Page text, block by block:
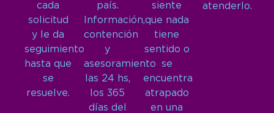
cada
solicitud
y le da
seguimiento
hasta que
se
resuelve.
país.
Información,
contención
y
asesoramiento
las 24 hs,
los 365
días del
siente
que nada
tiene
sentido o
se
encuentra
atrapado
en una
atenderlo.